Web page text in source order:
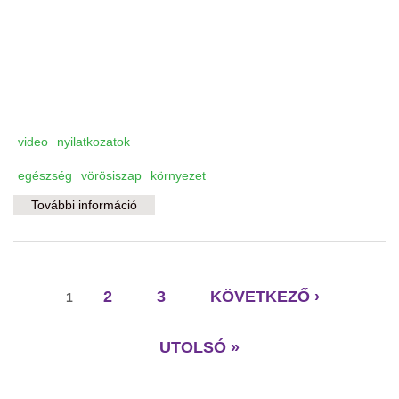
video nyilatkozatok
egészség vörösiszap környezet
További információ
1 2 3 KÖVETKEZŐ ›
UTOLSÓ »